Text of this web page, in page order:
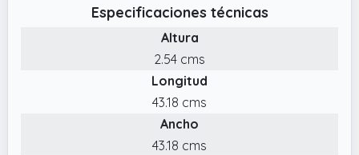
✔️ DISEÑO: Mesa auxiliar elevable con diseño
moderno y funcional, pensada para
adaptarse a diferentes espacios del hogar.
Su estructura vertical y líneas limpias la
hacen ideal para usar junto al sofá, la cama
o como mesa de apoyo en salones y
Especificaciones técnicas
Altura
2.54 cms
Longitud
43.18 cms
Ancho
43.18 cms